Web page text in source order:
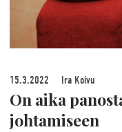
15.3.2022 Ira Koivu
On aika
johtamiseen